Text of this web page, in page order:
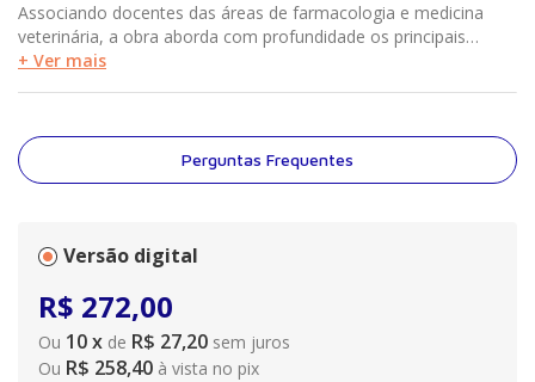
Associando docentes das áreas de farmacologia e medicina
veterinária, a obra aborda com profundidade os principais
temas relacionados à utilização dos conceitos da farmacologia
+ Ver mais
Perguntas Frequentes
Versão digital
R$ 272,00
Ou 10x de R$ 27,20 sem juros
Ou R$ 258,40 à vista no pix